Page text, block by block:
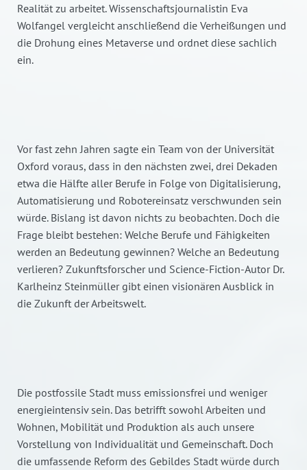
Realität zu arbeitet. Wissenschaftsjournalistin Eva
Wolfangel vergleicht anschließend die Verheißungen und
die Drohung eines Metaverse und ordnet diese sachlich
ein.
Vor fast zehn Jahren sagte ein Team von der Universität
Oxford voraus, dass in den nächsten zwei, drei Dekaden
etwa die Hälfte aller Berufe in Folge von Digitalisierung,
Automatisierung und Robotereinsatz verschwunden sein
würde. Bislang ist davon nichts zu beobachten. Doch die
Frage bleibt bestehen: Welche Berufe und Fähigkeiten
werden an Bedeutung gewinnen? Welche an Bedeutung
verlieren? Zukunftsforscher und Science-Fiction-Autor Dr.
Karlheinz Steinmüller gibt einen visionären Ausblick in
die Zukunft der Arbeitswelt.
Die postfossile Stadt muss emissionsfrei und weniger
energieintensiv sein. Das betrifft sowohl Arbeiten und
Wohnen, Mobilität und Produktion als auch unsere
Vorstellung von Individualität und Gemeinschaft. Doch
die umfassende Reform des Gebildes Stadt würde durch